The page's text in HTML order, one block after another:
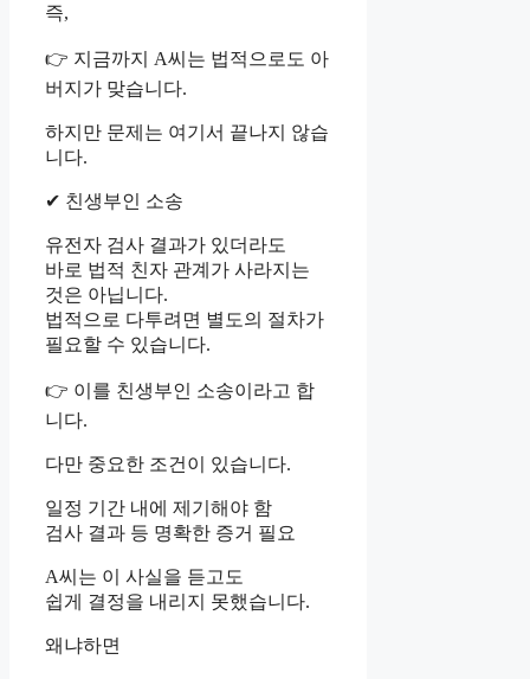
즉,
👉 지금까지 A씨는 법적으로도 아
버지가 맞습니다.
하지만 문제는 여기서 끝나지 않습
니다.
✔ 친생부인 소송
유전자 검사 결과가 있더라도
바로 법적 친자 관계가 사라지는
것은 아닙니다.
법적으로 다투려면 별도의 절차가
필요할 수 있습니다.
👉 이를 친생부인 소송이라고 합
니다.
다만 중요한 조건이 있습니다.
일정 기간 내에 제기해야 함
검사 결과 등 명확한 증거 필요
A씨는 이 사실을 듣고도
쉽게 결정을 내리지 못했습니다.
왜냐하면